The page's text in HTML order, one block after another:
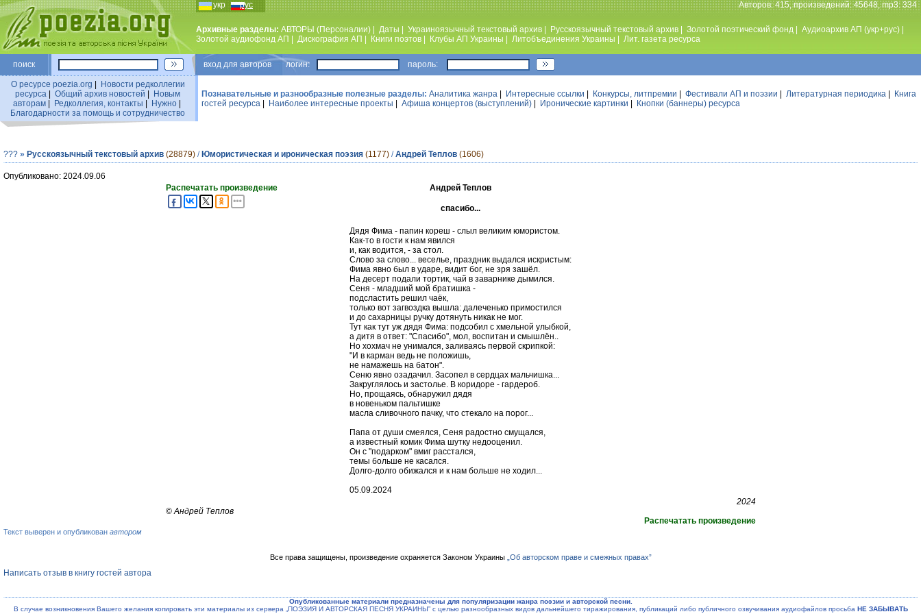
укр рус Авторов: 415, произведений: 45648, mp3: 334
Архивные разделы: АВТОРЫ (Персоналии) Даты Украиноязычный текстовый архив Русскоязычный текстовый архив Золотой поэтический фонд Аудиоархив АП (укр+рус)
Золотой аудиофонд АП
Дискография АП Книги поэтов Клубы АП Украины Литобъединения Украины Лит. газета ресурса
поиск вход для авторов логин: пароль:
О ресурсе poezia.org
Новости редколлегии
ресурса
Общий архив новостей
Новым
авторам| Редколлегия, контакты Нужно|
Благодарности за помощь и сотрудничество
Познавательные и разнообразные полезные разделы: Аналитика жанра Интересные ссылки Конкурсы, литпремии Фестивали АП и поэзии Литературная периодика
Книга
гостей ресурса
Наиболее интересные проекты Афиша концертов (выступлений) Иронические картинки Кнопки (баннеры) ресурса
??? » Русскоязычный текстовый архив (28879) / Юмористическая и ироническая поэзия (1177) /Андрей Теплов (1606)
Опубликовано: 2024.09.06
Распечатать произведение
Андрей Теплов
спасибо...
Дядя Фима - папин кореш - слыл великим юмористом.
Как-то в гости к нам явился
и, как водится, - за стол.
Слово за слово... веселье, праздник выдался искристым:
Фима явно был в ударе, видит бог, не зря зашёл.
На десерт подали тортик, чай в заварнике дымился.
Сеня - младший мой братишка -
подсластить решил чаёк,
только вот загвоздка вышла: далеченько примостился
и до сахарницы ручку дотянуть никак не мог.
Тут как тут уж дядя Фима: подсобил с хмельной улыбкой,
а дитя в ответ: "Спасибо", мол, воспитан и смышлён..
Но хохмач не унимался, заливаясь первой скрипкой:
"И в карман ведь не положишь,
не намажешь на батон".
Сеню явно озадачил. Засопел в сердцах мальчишка...
Закруглялось и застолье. В коридоре - гардероб.
Но, прощаясь, обнаружил дядя
в новеньком пальтишке
масла сливочного пачку, что стекало на порог...
Папа от души смеялся, Сеня радостно смущался,
а известный комик Фима шутку недооценил.
Он с "подарком" вмиг расстался,
темы больше не касался.
Долго-долго обижался и к нам больше не ходил...
05.09.2024
2024
©Андрей Теплов
Распечатать произведение
Текст выверен и опубликован автором
Все права защищены, произведение охраняется Законом Украины „Об авторском праве и смежных правах”
Написать отзыв в книгу гостей автора
Опубликованные материали предназначены для популяризации жанра поэзии и авторской песни.
В случае возникновения Вашего желания копировать эти материалы из сервера „ПОЭЗИЯ И АВТОРСКАЯ ПЕСНЯ УКРАИНЫ” с целью разнообразных видов дальнейшего тиражирования, публикаций либо публичного озвучивания аудиофайлов просьба НЕ ЗАБЫВАТЬ